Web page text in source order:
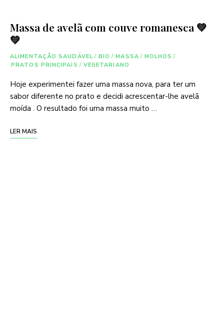
Massa de avelã com couve romanesca 💚
💚
ALIMENTAÇÃO SAUDÁVEL / BIO / MASSA / MOLHOS /
PRATOS PRINCIPAIS / VEGETARIANO
Hoje experimentei fazer uma massa nova, para ter um
sabor diferente no prato e decidi acrescentar-lhe avelã
moída . O resultado foi uma massa muito …
LER MAIS